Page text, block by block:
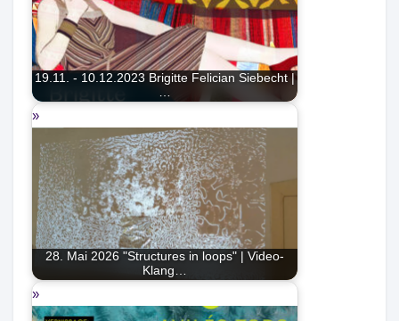
19.11. - 10.12.2023 Brigitte Felician Siebecht |
…
28. Mai 2026 "Structures in loops" | Video-
Klang…